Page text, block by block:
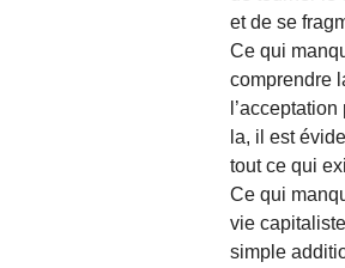
et de se
Ce qui
comprendre
la, il est
tout ce qui
Ce qui
vie
simple